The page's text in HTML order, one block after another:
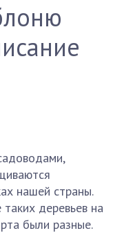
нашей страны.
деревьев на
были разные.